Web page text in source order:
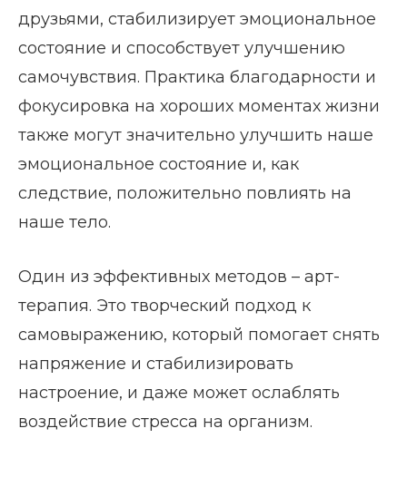
друзьями, стабилизирует эмоциональное
состояние и способствует улучшению
самочувствия. Практика благодарности и
фокусировка на хороших моментах жизни
также могут значительно улучшить наше
эмоциональное состояние и, как
следствие, положительно повлиять на
наше тело.
Один из эффективных методов – арт-
терапия. Это творческий подход к
самовыражению, который помогает снять
напряжение и стабилизировать
настроение, и даже может ослаблять
воздействие стресса на организм.